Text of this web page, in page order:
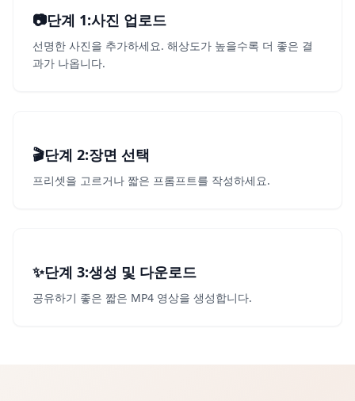
1
📷단계 1:사진 업로드
선명한 사진을 추가하세요. 해상도가 높을수록 더 좋은 결
과가 나옵니다.
2
🎬단계 2:장면 선택
프리셋을 고르거나 짧은 프롬프트를 작성하세요.
3
✨단계 3:생성 및 다운로드
공유하기 좋은 짧은 MP4 영상을 생성합니다.